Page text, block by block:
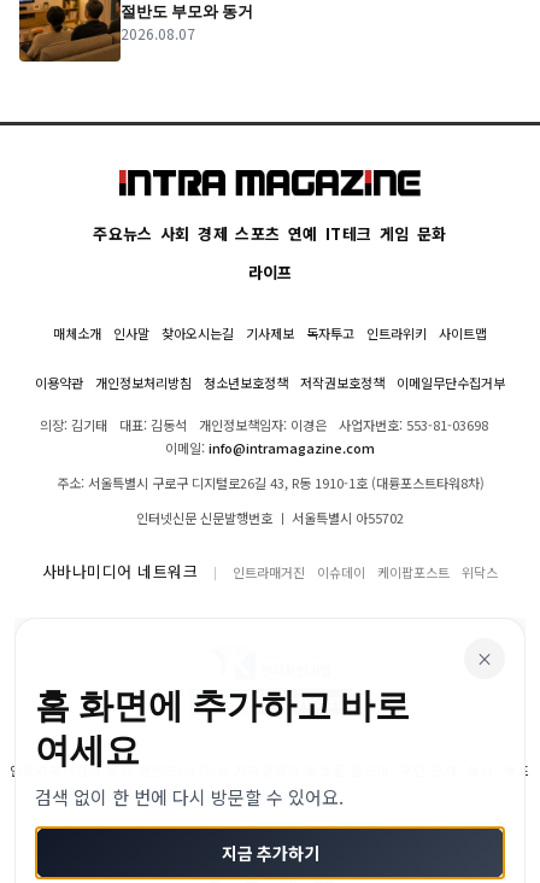
절반도 부모와 동거
2026.08.07
주요뉴스 사회 경제 스포츠 연예 IT테크 게임 문화
라이프
매체소개 인사말 찾아오시는길 기사제보 독자투고 인트라위키 사이트맵
이용약관 개인정보처리방침 청소년보호정책 저작권보호정책 이메일무단수집거부
의장: 김기태 대표: 김동석 개인정보책임자: 이경은
사업자번호: 553-81-03698
이메일:info@intramagazine.com
주소: 서울특별시 구로구 디지털로26길 43, R동 1910-1호 (대륭포스트타워8차)
인터넷신문 신문발행번호 ㅣ 서울특별시 아55702
사바나미디어 네트워크 인트라매거진 이슈데이 케이팝포스트 위닥스
인트라매거진의 모든 콘텐츠(기사)는 저작권법의 보호를 받으며, 무단 전재, 복사, 배포
등을 금합니다.
© 2024–2026 인트라매거진. All Rights Reserved
×
홈 화면에 추가하고 바로
여세요
검색 없이 한 번에 다시 방문할 수 있어요.
지금 추가하기